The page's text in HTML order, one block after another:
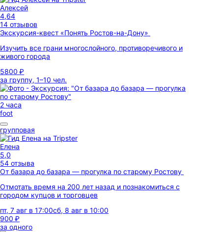
Алексей
4,64
14 отзывов
Экскурсия-квест «Понять Ростов-на-Дону»
Изучить все грани многослойного, противоречивого и
живого города
5800 ₽
за группу, 1–10 чел.
2 часа
foot
групповая
Елена
5,0
54 отзыва
От базара до базара — прогулка по старому Ростову
Отмотать время на 200 лет назад и познакомиться с
городом купцов и торговцев
пт, 7 авг в 17:00сб, 8 авг в 10:00
900 ₽
за одного